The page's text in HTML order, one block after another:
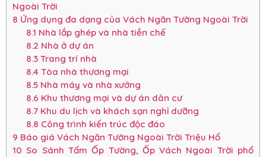
Ngoài Trời
8 Ứng dụng đa dạng của Vách Ngăn Tường Ngoài Trời
8.1 Nhà lắp ghép và nhà tiền chế
8.2 Nhà ở dự án
8.3Trang trí nhà
8.4 Tòa nhà thương mại
8.5Nhà máy và nhà xưởng
8.6 Khu thương mại và dự án dân cư
8.7Khu du lịch và khách sạn nghỉ dưỡng
8.8 Công trình kiến trúc độc đáo
9 Báo giá Vách Ngăn Tường Ngoài Trời Triệu Hổ
10 So Sánh Tấm Ốp Tường, Ốp Vách Ngoài Trời phổ